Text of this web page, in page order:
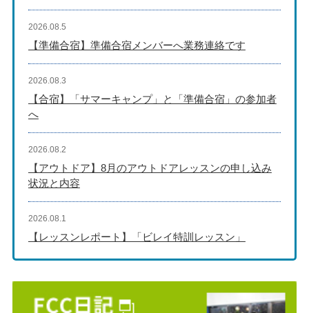
【準備合宿】準備合宿メンバーへ業務連絡です
2026.08.5
【合宿】「サマーキャンプ」と「準備合宿」の参加者
へ
2026.08.3
【アウトドア】8月のアウトドアレッスンの申し込み
状況と内容
2026.08.2
【レッスンレポート】「ビレイ特訓レッスン」
2026.08.1